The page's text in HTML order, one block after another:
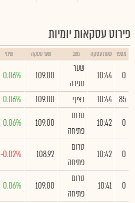
פירוט עסקאות יומיות
מספר שעת עסקה מצב שער עסקה שינוי
0
10:44
שער
סגירה
109.00
0.06%
85
10:44 רציף 109.00
0.06%
0
10:42
טרום
פתיחה
109.00
0.06%
0
10:42
טרום
פתיחה
108.92
-0.02%
0
10:41
טרום
פתיחה
109.00
0.06%